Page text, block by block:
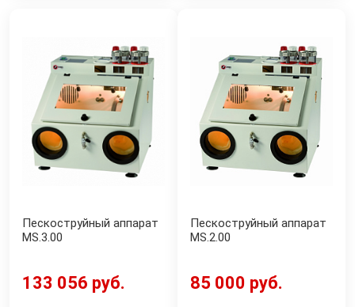
Пескоструйный аппарат
MS.3.00
133 056 руб.
Пескоструйный аппарат
MS.2.00
85 000 руб.